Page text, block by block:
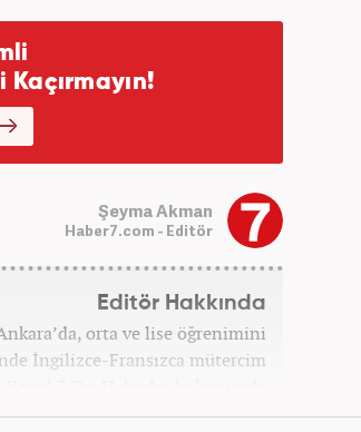
Şeyma Akman
Haber7.com - Editör
Editör Hakkında
orta ve lise öğrenimini
İngilizce-Fransızca mütercim
7 Dış Haberler bölümünde
geçerek kariyerine yeni bir ivme